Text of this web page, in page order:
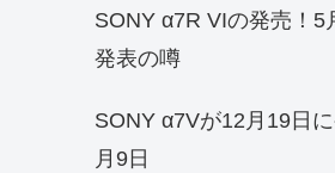
SONY α7R VIの発売！5
発表の噂
SONY α7Vが12月19日
月9日